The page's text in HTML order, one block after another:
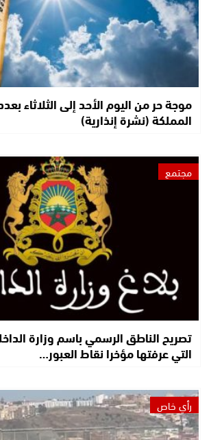
موجة حر من اليوم الأحد إلى الثلاثاء
المملكة (نشرة إنذارية)
مجتمع
تصريح الناطق الرسمي باسم وزارة
التي عرفتها مؤخرا نقاط العبور…
رأي خاص